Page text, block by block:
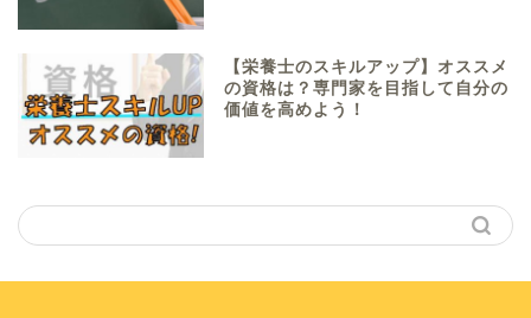
【栄養士のスキルアップ】オススメ
の資格は？専門家を目指して自分の
価値を高めよう！